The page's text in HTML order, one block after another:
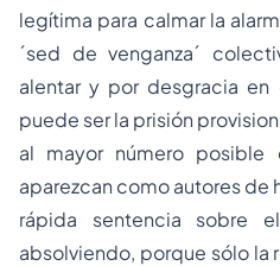
legítima para calmar la
´sed de venganza´
alentar y por desgracia
puede ser la prisión
al mayor número
aparezcan como autores de
rápida sentencia sobre
absolviendo, porque sólo